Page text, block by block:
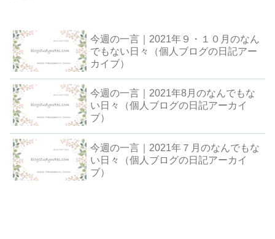
今週の一言｜2021年９・１０月のなん
でもない日々（個人ブログの日記アー
カイブ）
今週の一言｜2021年8月のなんでもな
い日々（個人ブログの日記アーカイ
ブ）
今週の一言｜2021年７月のなんでもな
い日々（個人ブログの日記アーカイ
ブ）